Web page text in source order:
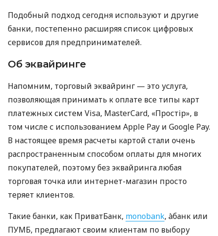
Подобный подход сегодня используют и другие
банки, постепенно расширяя список цифровых
сервисов для предпринимателей.
Об эквайринге
Напомним, торговый эквайринг — это услуга,
позволяющая принимать к оплате все типы карт
платежных систем Visa, MasterCard, «Простір», в
том числе с использованием Apple Pay и Google Pay.
В настоящее время расчеты картой стали очень
распространенным способом оплаты для многих
покупателей, поэтому без эквайринга любая
торговая точка или интернет-магазин просто
теряет клиентов.
Такие банки, как ПриватБанк, monobank, àбанк или
ПУМБ, предлагают своим клиентам по выбору